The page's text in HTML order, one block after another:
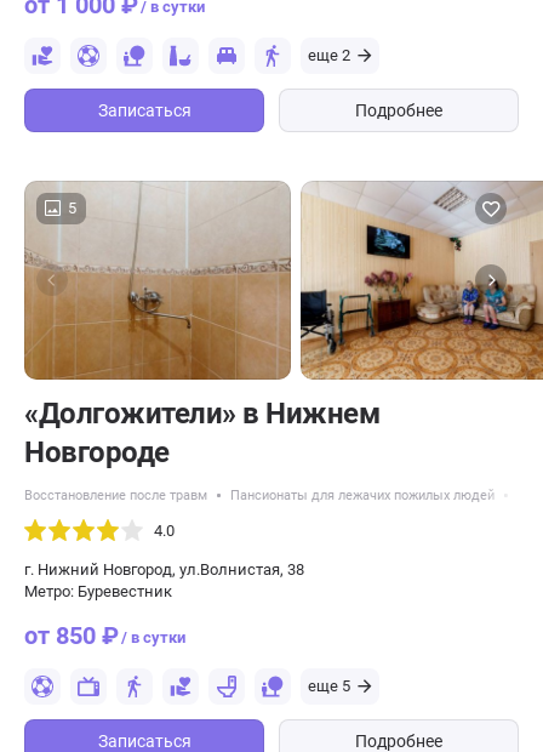
/ в сутки
еще 2
Записаться Подробнее
5
«Долгожители» в Нижнем
Новгороде
Восстановление после травм Пансионаты для лежачих пожилых людей
4.0
г. Нижний Новгород, ул.Волнистая, 38
Метро: Буревестник
от 850 ₽/ в сутки
еще 5
Записаться Подробнее